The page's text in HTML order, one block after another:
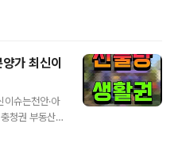
. 실제 천안은
받고 있습니
경제활동 인구
이 성장하면
거 수요도 함
규 공급되는
에 공..
가 최신이
슈는천안·아
청권 부동산
권 접근성과